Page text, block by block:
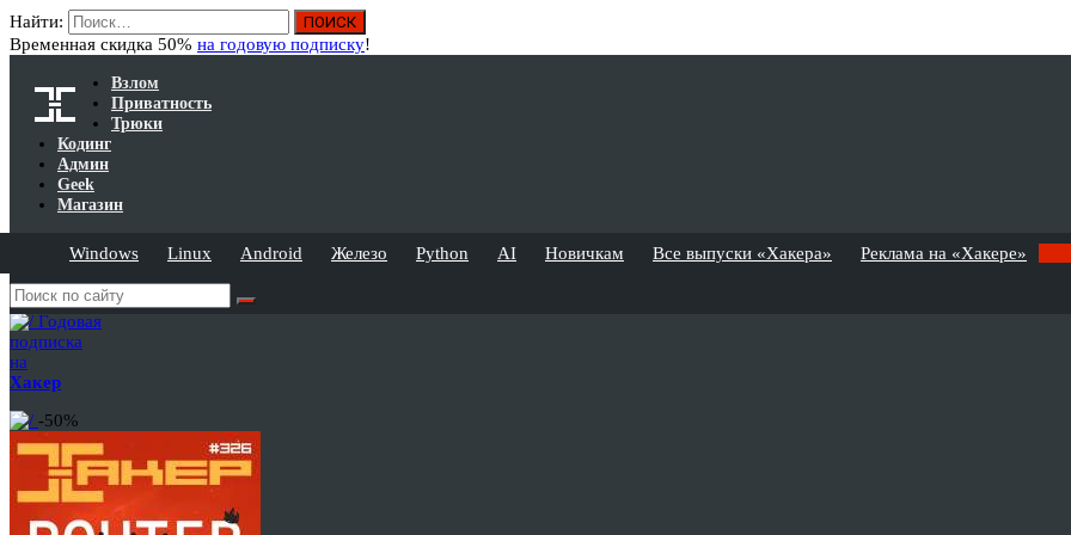
Найти:
Временная скидка 50% на годовую подписку!
Взлом
Приватность
Трюки
Кодинг
Админ
Geek
Магазин
Windows Linux Android Железо Python AI Новичкам Все выпуски «Хакера» Реклама на «Хакере»
Годовая
подписка
на
Хакер
-50%